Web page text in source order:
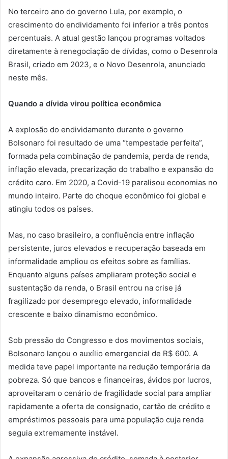
No terceiro ano do governo Lula, por exemplo, o
crescimento do endividamento foi inferior a três pontos
percentuais. A atual gestão lançou programas voltados
diretamente à renegociação de dívidas, como o Desenrola
Brasil, criado em 2023, e o Novo Desenrola, anunciado
neste mês.
Quando a dívida virou política econômica
A explosão do endividamento durante o governo
Bolsonaro foi resultado de uma “tempestade perfeita”,
formada pela combinação de pandemia, perda de renda,
inflação elevada, precarização do trabalho e expansão do
crédito caro. Em 2020, a Covid-19 paralisou economias no
mundo inteiro. Parte do choque econômico foi global e
atingiu todos os países.
Mas, no caso brasileiro, a confluência entre inflação
persistente, juros elevados e recuperação baseada em
informalidade ampliou os efeitos sobre as famílias.
Enquanto alguns países ampliaram proteção social e
sustentação da renda, o Brasil entrou na crise já
fragilizado por desemprego elevado, informalidade
crescente e baixo dinamismo econômico.
Sob pressão do Congresso e dos movimentos sociais,
Bolsonaro lançou o auxílio emergencial de R$ 600. A
medida teve papel importante na redução temporária da
pobreza. Só que bancos e financeiras, ávidos por lucros,
aproveitaram o cenário de fragilidade social para ampliar
rapidamente a oferta de consignado, cartão de crédito e
empréstimos pessoais para uma população cuja renda
seguia extremamente instável.